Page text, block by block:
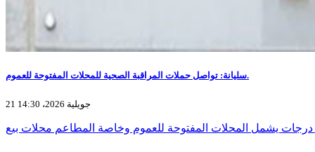
سليانة: تواصل حملات المراقبة الصحية للمحلات المفتوحة للعموم.
21 جويلية 2026، 14:30